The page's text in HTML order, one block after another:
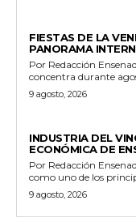
FIESTAS DE LA
PANORAMA
Por Redacción Ensenada.- El inicio de las Fiestas de la Vendimia
concentra durante
9 agosto, 2026
INDUSTRIA DEL
ECONÓMICA DE
Por Redacción Ensenada.- La industria del vino se ha consolidado
como uno de los
9 agosto, 2026